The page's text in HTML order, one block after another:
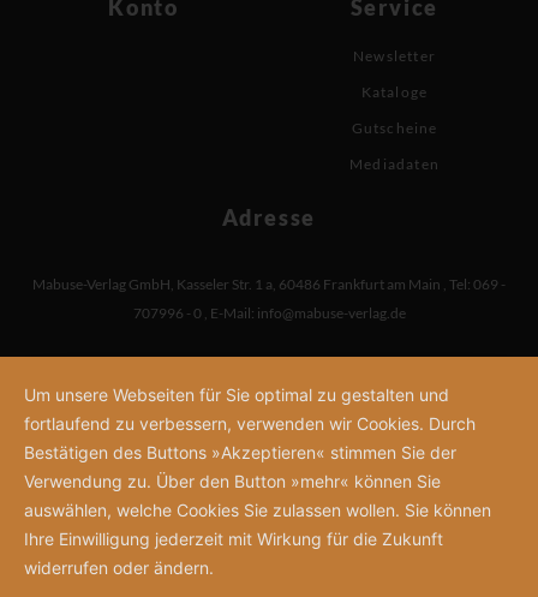
Konto Service
Newsletter
Kataloge
Gutscheine
Mediadaten
Adresse
Mabuse-Verlag GmbH Kasseler Str. 1 a 60486 Frankfurt am Main Tel: 069 -
707996 - 0 E-Mail: info@mabuse-verlag.de
Um unsere Webseiten für Sie optimal zu gestalten und
fortlaufend zu verbessern, verwenden wir Cookies. Durch
Bestätigen des Buttons »Akzeptieren« stimmen Sie der
Verwendung zu. Über den Button »mehr« können Sie
auswählen, welche Cookies Sie zulassen wollen. Sie können
Ihre Einwilligung jederzeit mit Wirkung für die Zukunft
widerrufen oder ändern.